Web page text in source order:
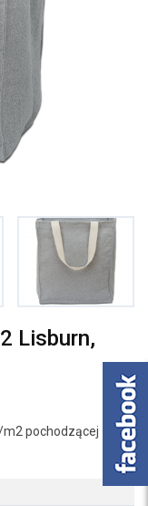
Lisburn,
pochodzącej z